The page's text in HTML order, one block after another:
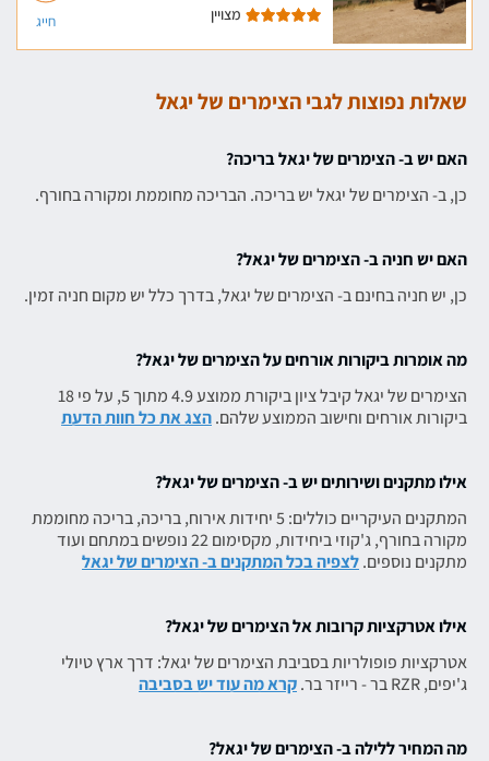
חייג
מצויין
שאלות נפוצות לגבי הצימרים של יגאל
האם יש ב- הצימרים של יגאל בריכה?
כן, ב- הצימרים של יגאל יש בריכה. הבריכה מחוממת ומקורה בחורף.
האם יש חניה ב- הצימרים של יגאל?
כן, יש חניה בחינם ב- הצימרים של יגאל, בדרך כלל יש מקום חניה זמין.
מה אומרות ביקורות אורחים על הצימרים של יגאל?
הצימרים של יגאל קיבל ציון ביקורת ממוצע 4.9 מתוך 5, על פי 18
ביקורות אורחים וחישוב הממוצע שלהם.הצג את כל חוות הדעת
אילו מתקנים ושירותים יש ב- הצימרים של יגאל?
המתקנים העיקריים כוללים: 5 יחידות אירוח, בריכה, בריכה מחוממת
מקורה בחורף, ג'קוזי ביחידות, מקסימום 22 נופשים במתחם ועוד
מתקנים נוספים.לצפיה בכל המתקנים ב- הצימרים של יגאל
אילו אטרקציות קרובות אל הצימרים של יגאל?
אטרקציות פופולריות בסביבת הצימרים של יגאל: דרך ארץ טיולי
ג'יפים, RZR בר - רייזר בר.
קרא מה עוד יש בסביבה
מה המחיר ללילה ב- הצימרים של יגאל?